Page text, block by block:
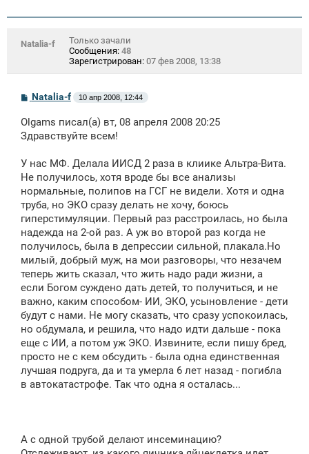
Natalia-f
Только зачали
Сообщения: 48
Зарегистрирован: 07 фев 2008, 13:38
С
б
щ
е
и
Natalia-f 10 апр 2008, 12:44
Olgams писал(а) вт, 08 апреля 2008 20:25
Здравствуйте всем!
У нас МФ. Делала ИИСД 2 раза в клиике Альтра-Вита.
Не получилось, хотя вроде бы все анализы
нормальные, полипов на ГСГ не видели. Хотя и одна
труба, но ЭКО сразу делать не хочу, боюсь
гиперстимуляции. Первый раз расстроилась, но была
надежда на 2-ой раз. А уж во второй раз когда не
получилось, была в депрессии сильной, плакала.Но
милый, добрый муж, на мои разговоры, что незачем
теперь жить сказал, что жить надо ради жизни, а
если Богом суждено дать детей, то получиться, и не
важно, каким способом- ИИ, ЭКО, усыновление - дети
будут с нами. Не могу сказать, что сразу успокоилась,
но обдумала, и решила, что надо идти дальше - пока
еще с ИИ, а потом уж ЭКО. Извините, если пишу бред,
просто не с кем обсудить - была одна единственная
лучшая подруга, да и та умерла 6 лет назад - погибла
в автокатастрофе. Так что одна я осталась...
А с одной трубой делают инсеминацию?